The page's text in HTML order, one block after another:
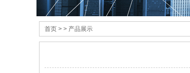
首页 > > 产品展示